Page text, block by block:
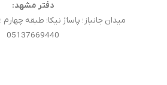
دفتر مشهد:
میدان جانباز؛ پاساژ نیکا؛ طبقه
05137669440